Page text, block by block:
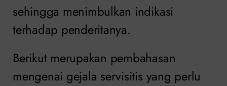
sehingga menimbulkan indikasi
terhadap penderitanya.
Berikut merupakan pembahasan
mengenai gejala servisitis yang perlu